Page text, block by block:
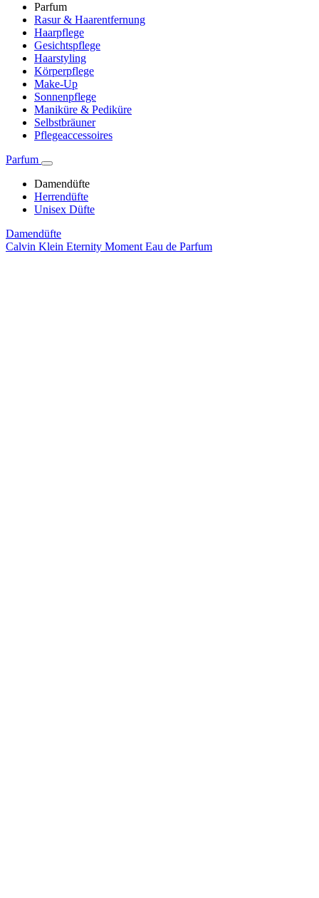
Parfum
Rasur & Haarentfernung
Haarpflege
Gesichtspflege
Haarstyling
Körperpflege
Make-Up
Sonnenpflege
Maniküre & Pediküre
Selbstbräuner
Pflegeaccessoires
Parfum
Damendüfte
Herrendüfte
Unisex Düfte
Damendüfte
Calvin Klein Eternity Moment Eau de Parfum